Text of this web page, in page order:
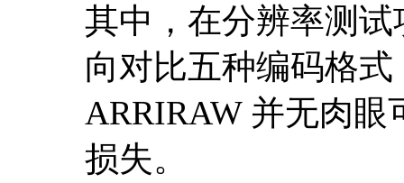
其中，在分辨率测试
向对比五种编码格
ARRIRAW 并无肉
损失。